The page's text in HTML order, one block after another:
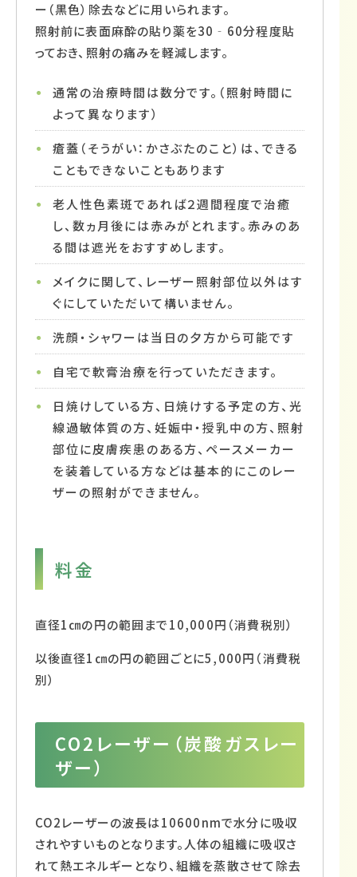
ー（黒色）除去などに用いられます。
照射前に表面麻酔の貼り薬を30‐60分程度貼
っておき、照射の痛みを軽減します。
通常の治療時間は数分です。（照射時間に
よって異なります）
瘡蓋（そうがい：かさぶたのこと）は、できる
こともできないこともあります
老人性色素斑であれば２週間程度で治癒
し、数ヵ月後には赤みがとれます。赤みのあ
る間は遮光をおすすめします。
メイクに関して、レーザー照射部位以外はす
ぐにしていただいて構いません。
洗顔・シャワーは当日の夕方から可能です
自宅で軟膏治療を行っていただきます。
日焼けしている方、日焼けする予定の方、光
線過敏体質の方、妊娠中・授乳中の方、照射
部位に皮膚疾患のある方、ペースメーカー
を装着している方などは基本的にこのレー
ザーの照射ができません。
料金
直径1㎝の円の範囲まで10,000円（消費税別）
以後直径1㎝の円の範囲ごとに5,000円（消費税
別）
CO2レーザー（炭酸ガスレー
ザー）
CO2レーザーの波長は10600nmで水分に吸収
されやすいものとなります。人体の組織に吸収さ
れて熱エネルギーとなり、組織を蒸散させて除去